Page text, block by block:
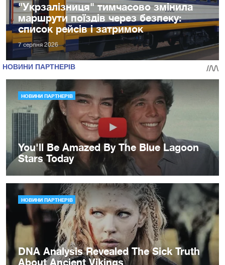
"Укрзалізниця" тимчасово змінила
маршрути поїздів через безпеку:
список рейсів і затримок
7 серпня 2026